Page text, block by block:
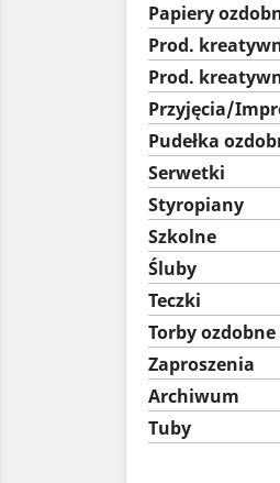
Papiery
Prod.
Prod.
Przyjęcia/
Pudełka
Serwetki
Styropiany
Szkolne
Śluby
Teczki
Torby ozdobne
Zaproszenia
Archiwum
Tuby